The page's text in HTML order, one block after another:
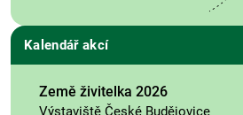
Kalendář akcí
Země živitelka 2026
Výstaviště České Budějovice